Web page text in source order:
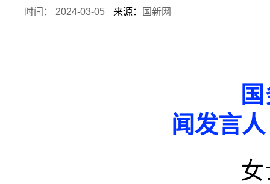
时间： 2024-03-05 来源： 国新网
国务
闻发言
女士